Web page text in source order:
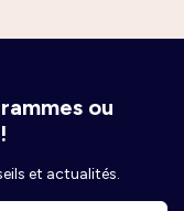
ou
et actualités.